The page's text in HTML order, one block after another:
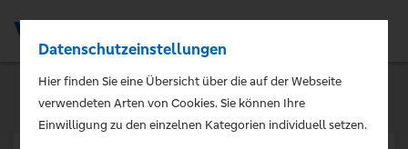
Datenschutzeinstellungen
Hier finden Sie eine Übersicht über die auf der Webseite
verwendeten Arten von Cookies. Sie können Ihre
Einwilligung zu den einzelnen Kategorien individuell setzen.